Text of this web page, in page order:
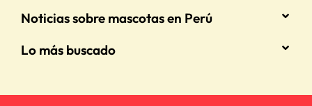
Noticias sobre mascotas en Perú
Lo más buscado